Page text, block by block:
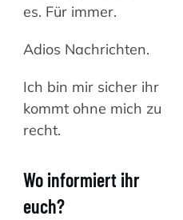
es. Für immer.
Adios Nachrichten.
Ich bin mir sicher ihr
kommt ohne mich zu
recht.
Wo informiert ihr
euch?